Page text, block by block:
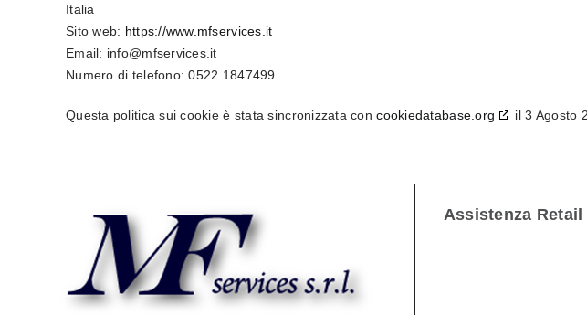
Italia
Sito web: https://www.mfservices.it
Email: ti.secivresfm@ofni
Numero di telefono: 0522 1847499
Questa politica sui cookie è stata sincronizzata concookiedatabase.org il 3 Agosto
Assistenza